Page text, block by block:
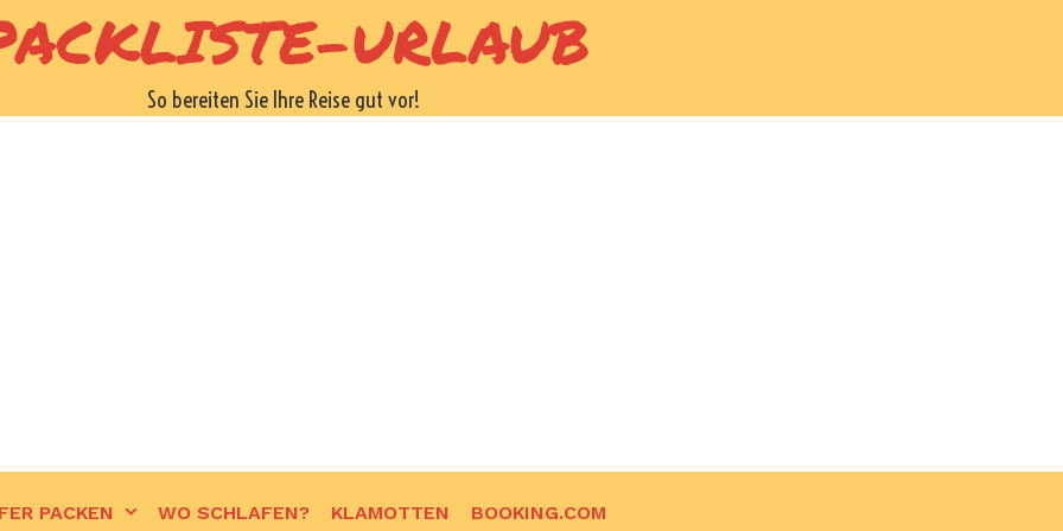
URLAUB
So bereiten Sie Ihre Reise gut vor!
PACKEN WO SCHLAFEN? KLAMOTTEN BOOKING.COM